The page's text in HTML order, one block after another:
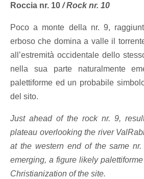
Roccia nr. 10 /Rock nr. 10
Poco a monte della nr. 9,
erboso che domina a valle il
all’estremità occidentale dello
nella sua parte naturalmente
palettiforme ed un probabile
del sito.
Just ahead of the rock nr. 9,
plateau overlooking the river
at the western end of the same
emerging, a figure likely
Christianization of the site.